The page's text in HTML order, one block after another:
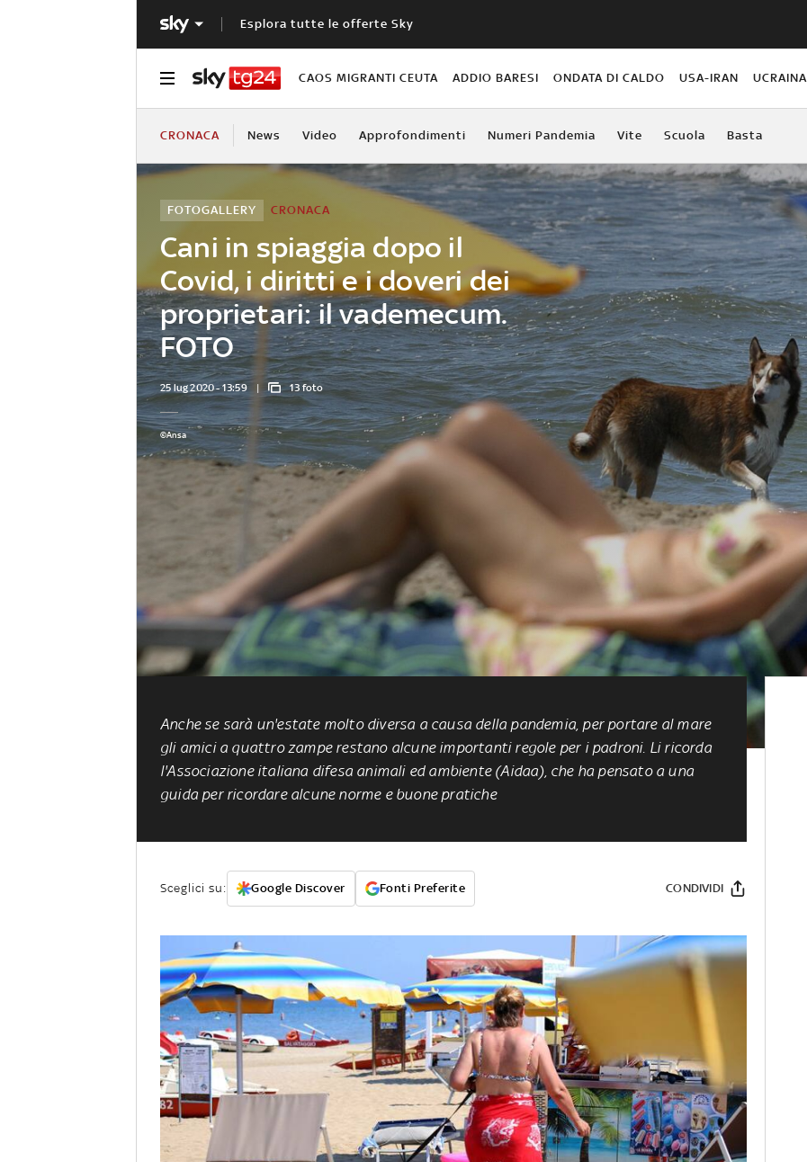
Esplora tutte le offerte Sky
CAOS MIGRANTI CEUTA ADDIO BARESI ONDATA DI CALDO USA-IRAN UCRAINA
CRONACA News Video Approfondimenti Numeri Pandemia Vite Scuola Basta
Cani in spiaggia dopo il
Covid, i diritti e i doveri dei
proprietari: il vademecum.
FOTO
CRONACA
FOTOGALLERY
25 lug 2020 - 13:59 13 foto
©Ansa
Anche se sarà un'estate molto diversa a causa della pandemia, per portare al mare
gli amici a quattro zampe restano alcune importanti regole per i padroni. Li ricorda
l'Associazione italiana difesa animali ed ambiente (Aidaa), che ha pensato a una
guida per ricordare alcune norme e buone pratiche
Sceglici su: Google Discover Fonti Preferite CONDIVIDI